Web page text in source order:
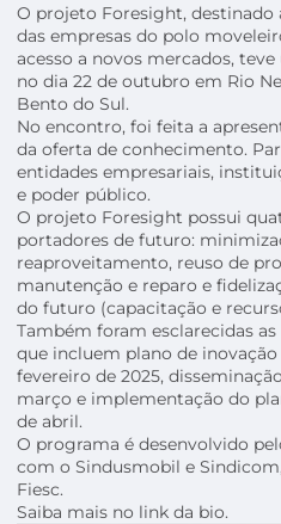
O projeto Foresight,
das empresas do polo
acesso a novos mercados,
no dia 22 de outubro em Rio
Bento do Sul.
No encontro, foi feita a
da oferta de conhecimento.
entidades empresariais,
e poder público.
O projeto Foresight possui
portadores de futuro:
reaproveitamento, reuso de
manutenção e reparo e
do futuro (capacitação e
Também foram esclarecidas
que incluem plano de
fevereiro de 2025,
março e implementação do
de abril.
O programa é desenvolvido
com o Sindusmobil e
Fiesc.
Saiba mais no link da bio.